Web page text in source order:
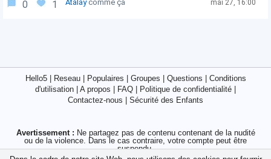
mai 27, 16:00
0 1 Atalaycomme ça
Hello5| Reseau| Populaires Groupes Questions
Conditions
d'utilisation
A propos FAQ Politique de confidentialité
Contactez-nous
Sécurité des Enfants
Avertissement : Ne partagez pas de contenu contenant de la nudité
ou de la violence. Dans le cas contraire, votre compte peut être
suspendu.